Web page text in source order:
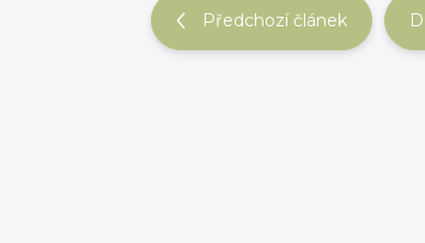
Předchozí článek